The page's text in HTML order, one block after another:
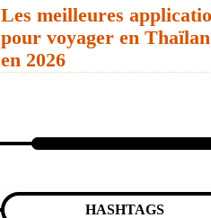
Les meilleures
pour voyager en
en 2026
HASHTAGS